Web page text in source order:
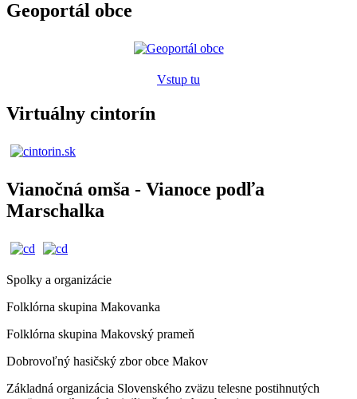
Geoportál obce
Vstup tu
Virtuálny cintorín
Vianočná omša - Vianoce podľa
Marschalka
Spolky a organizácie
Folklórna skupina Makovanka
Folklórna skupina Makovský prameň
Dobrovoľný hasičský zbor obce Makov
Základná organizácia Slovenského zväzu telesne postihnutých